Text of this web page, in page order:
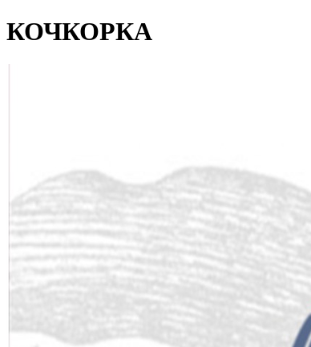
КОЧКОРКА